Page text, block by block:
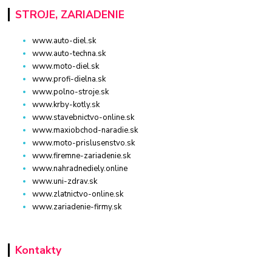
STROJE, ZARIADENIE
www.auto-diel.sk
www.auto-techna.sk
www.moto-diel.sk
www.profi-dielna.sk
www.polno-stroje.sk
www.krby-kotly.sk
www.stavebnictvo-online.sk
www.maxiobchod-naradie.sk
www.moto-prislusenstvo.sk
www.firemne-zariadenie.sk
www.nahradnediely.online
www.uni-zdrav.sk
www.zlatnictvo-online.sk
www.zariadenie-firmy.sk
Kontakty